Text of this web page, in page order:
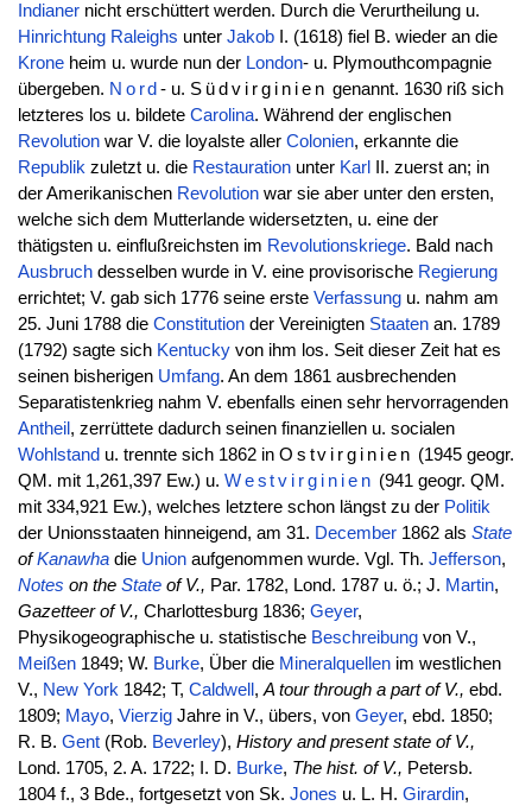
Indianernicht erschüttert werden. Durch die Verurtheilung u.
Hinrichtung Raleighs unter JakobI. (1618) fiel B. wieder an die
Kroneheim u. wurde nun der London- u. Plymouthcompagnie
übergeben. Nord- u. Südvirginien genannt. 1630 riß sich
letzteres los u. bildete Carolina. Während der englischen
Revolutionwar V. die loyalste aller Colonien, erkannte die
Republik zuletzt u. die Restaurationunter Karl
II. zuerst an; in
der Amerikanischen Revolutionwar sie aber unter den ersten,
welche sich dem Mutterlande widersetzten, u. eine der
thätigsten u. einflußreichsten im Revolutionskriege. Bald nach
Ausbruchdesselben wurde in V. eine provisorische Regierung
errichtet; V. gab sich 1776 seine erste Verfassungu. nahm am
25. Juni 1788 die Constitutionder Vereinigten Staatenan. 1789
(1792) sagte sich Kentuckyvon ihm los. Seit dieser Zeit hat es
seinen bisherigen Umfang. An dem 1861 ausbrechenden
Separatistenkrieg nahm V. ebenfalls einen sehr hervorragenden
Antheil , zerrüttete dadurch seinen finanziellen u. socialen
Wohlstand u. trennte sich 1862 in Ostvirginien (1945 geogr.
QM. mit 1,261,397 Ew.) u. Westvirginien (941 geogr. QM.
mit 334,921 Ew.), welches letztere schon längst zu der Politik
der Unionsstaaten hinneigend, am 31. December1862 als State
ofKanawhadie Unionaufgenommen wurde. Vgl. Th. Jefferson,
Notes on the Stateof V., Par. 1782, Lond. 1787 u. ö.; J. Martin,
Gazetteer of V., Charlottesburg 1836; Geyer,
Physikogeographische u. statistische Beschreibungvon V.,
Meißen1849; W. Burke, Über die Mineralquellenim westlichen
V., New York 1842; T, Caldwell , A tour through a part of V., ebd.
1809; Mayo, VierzigJahre in V., übers, von Geyer, ebd. 1850;
R. B. Gent(Rob. Beverley), History and present state of V.,
Lond. 1705, 2. A. 1722; I. D. Burke, The hist. of V., Petersb.
1804 f., 3 Bde., fortgesetzt von Sk. Jones u. L. H. Girardin,